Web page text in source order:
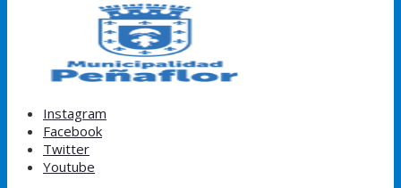
Instagram
Facebook
Twitter
Youtube